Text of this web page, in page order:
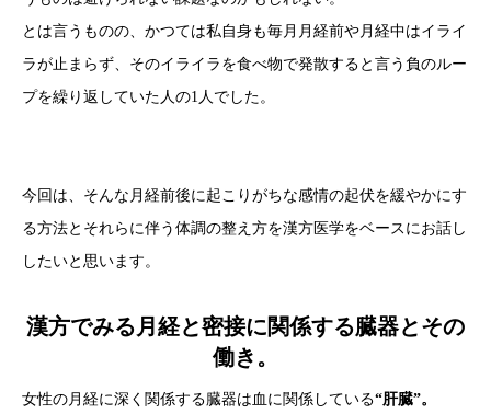
とは言うものの、かつては私自身も毎月月経前や月経中はイライ
ラが止まらず、そのイライラを食べ物で発散すると言う負のルー
プを繰り返していた人の1人でした。
今回は、そんな月経前後に起こりがちな感情の起伏を緩やかにす
る方法とそれらに伴う体調の整え方を漢方医学をベースにお話し
したいと思います。
漢方でみる月経と密接に関係する臓器とその
働き。
女性の月経に深く関係する臓器は血に関係している“肝臓”。